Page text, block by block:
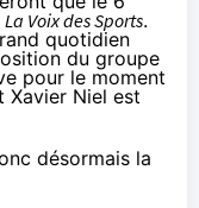
La Voix des Sports.
quotidien
du groupe
pour le moment
Xavier Niel est
désormais la